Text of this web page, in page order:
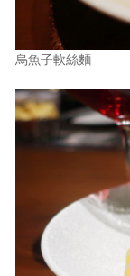
烏魚子軟絲麵